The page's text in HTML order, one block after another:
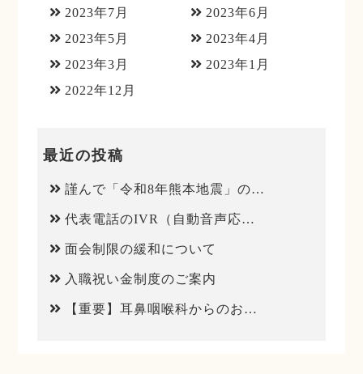
2023年7月
2023年6月
2023年5月
2023年4月
2023年3月
2023年1月
2022年12月
最近の投稿
謹んで「令和8年熊本地震」のお見舞いを申し上げます
代表電話のIVR（自動音声応答）導入について
面会制限の緩和について
入職祝い金制度のご案内
【重要】耳鼻咽喉科からのお知らせ